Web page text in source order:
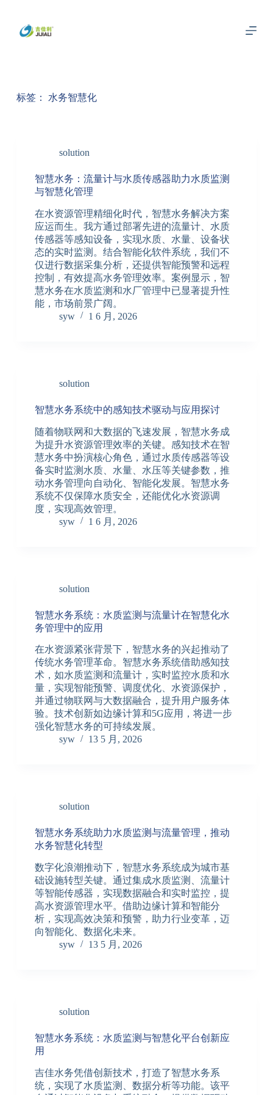
内
标签： 水务智慧化
solution
智慧水务：流量计与水质传感器助力水质监测
与智慧化管理
在水资源管理精细化时代，智慧水务解决方案
应运而生。我方通过部署先进的流量计、水质
传感器等感知设备，实现水质、水量、设备状
态的实时监测。结合智能化软件系统，我们不
仅进行数据采集分析，还提供智能预警和远程
控制，有效提高水务管理效率。案例显示，智
慧水务在水质监测和水厂管理中已显著提升性
能，市场前景广阔。
syw
1 6 月, 2026
solution
智慧水务系统中的感知技术驱动与应用探讨
随着物联网和大数据的飞速发展，智慧水务成
为提升水资源管理效率的关键。感知技术在智
慧水务中扮演核心角色，通过水质传感器等设
备实时监测水质、水量、水压等关键参数，推
动水务管理向自动化、智能化发展。智慧水务
系统不仅保障水质安全，还能优化水资源调
度，实现高效管理。
syw
1 6 月, 2026
solution
智慧水务系统：水质监测与流量计在智慧化水
务管理中的应用
在水资源紧张背景下，智慧水务的兴起推动了
传统水务管理革命。智慧水务系统借助感知技
术，如水质监测和流量计，实时监控水质和水
量，实现智能预警、调度优化、水资源保护，
并通过物联网与大数据融合，提升用户服务体
验。技术创新如边缘计算和5G应用，将进一步
强化智慧水务的可持续发展。
syw
13 5 月, 2026
solution
智慧水务系统助力水质监测与流量管理，推动
水务智慧化转型
数字化浪潮推动下，智慧水务系统成为城市基
础设施转型关键。通过集成水质监测、流量计
等智能传感器，实现数据融合和实时监控，提
高水资源管理水平。借助边缘计算和智能分
析，实现高效决策和预警，助力行业变革，迈
向智能化、数据化未来。
syw
13 5 月, 2026
solution
智慧水务系统：水质监测与智慧化平台创新应
用
吉佳水务凭借创新技术，打造了智慧水务系
统，实现了水质监测、数据分析等功能。该平